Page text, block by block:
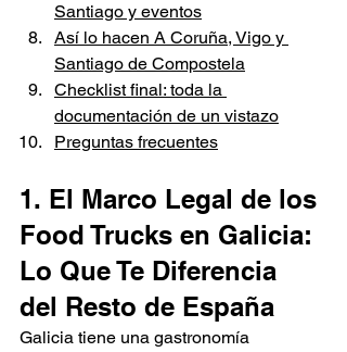
Santiago y eventos
Así lo hacen A Coruña, Vigo y
Santiago de Compostela
Checklist final: toda la
documentación de un vistazo
Preguntas frecuentes
1. El Marco Legal de los
Food Trucks en Galicia:
Lo Que Te Diferencia
del Resto de España
Galicia tiene una gastronomía